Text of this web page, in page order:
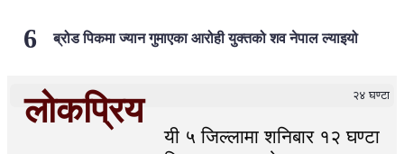
ब्रोड पिकमा ज्यान गुमाएका आरोही युक्तको शव नेपाल ल्याइयो
लोकप्रिय २४ घण्टा
यी ५ जिल्लामा शनिबार १२ घण्टा